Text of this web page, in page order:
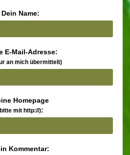
Dein Name:
E-Mail-Adresse:
an mich übermittelt)
Homepage
mit http://):
Kommentar: